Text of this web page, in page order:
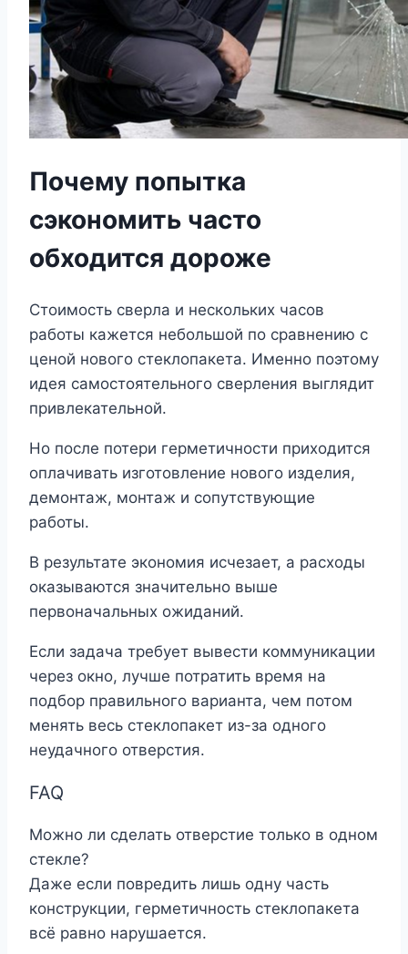
Почему попытка
сэкономить часто
обходится дороже
Стоимость сверла и нескольких часов
работы кажется небольшой по сравнению с
ценой нового стеклопакета. Именно поэтому
идея самостоятельного сверления выглядит
привлекательной.
Но после потери герметичности приходится
оплачивать изготовление нового изделия,
демонтаж, монтаж и сопутствующие
работы.
В результате экономия исчезает, а расходы
оказываются значительно выше
первоначальных ожиданий.
Если задача требует вывести коммуникации
через окно, лучше потратить время на
подбор правильного варианта, чем потом
менять весь стеклопакет из-за одного
неудачного отверстия.
FAQ
Можно ли сделать отверстие только в одном
стекле?
Даже если повредить лишь одну часть
конструкции, герметичность стеклопакета
всё равно нарушается.